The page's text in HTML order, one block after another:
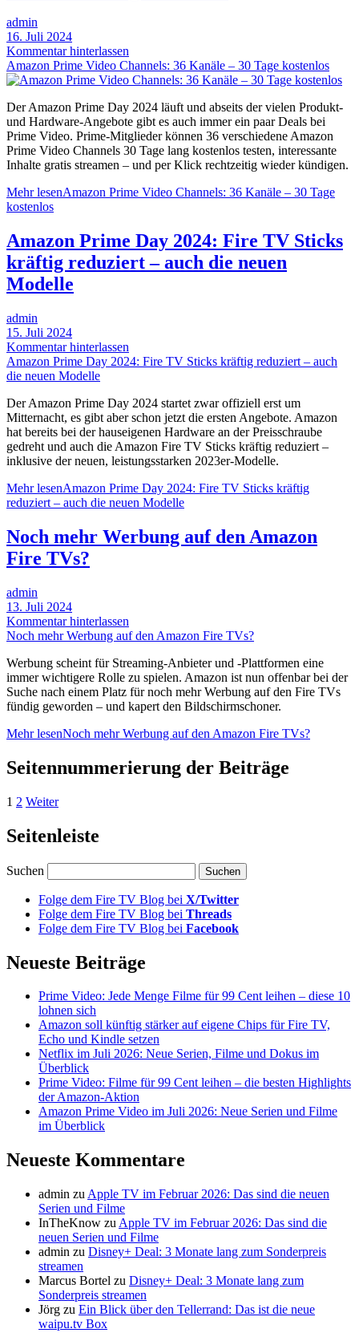
admin
16. Juli 2024
Kommentar hinterlassen
Amazon Prime Video Channels: 36 Kanäle – 30 Tage kostenlos
Der Amazon Prime Day 2024 läuft und abseits der vielen Produkt-
und Hardware-Angebote gibt es auch immer ein paar Deals bei
Prime Video. Prime-Mitglieder können 36 verschiedene Amazon
Prime Video Channels 30 Tage lang kostenlos testen, interessante
Inhalte gratis streamen – und per Klick rechtzeitig wieder kündigen.
Mehr lesenAmazon Prime Video Channels: 36 Kanäle – 30 Tage
kostenlos
Amazon Prime Day 2024: Fire TV Sticks
kräftig reduziert – auch die neuen
Modelle
admin
15. Juli 2024
Kommentar hinterlassen
Amazon Prime Day 2024: Fire TV Sticks kräftig reduziert – auch
die neuen Modelle
Der Amazon Prime Day 2024 startet zwar offiziell erst um
Mitternacht, es gibt aber schon jetzt die ersten Angebote. Amazon
hat bereits bei der hauseigenen Hardware an der Preisschraube
gedreht und auch die Amazon Fire TV Sticks kräftig reduziert –
inklusive der neuen, leistungsstarken 2023er-Modelle.
Mehr lesenAmazon Prime Day 2024: Fire TV Sticks kräftig
reduziert – auch die neuen Modelle
Noch mehr Werbung auf den Amazon
Fire TVs?
admin
13. Juli 2024
Kommentar hinterlassen
Noch mehr Werbung auf den Amazon Fire TVs?
Werbung scheint für Streaming-Anbieter und -Plattformen eine
immer wichtigere Rolle zu spielen. Amazon ist nun offenbar bei der
Suche nach einem Platz für noch mehr Werbung auf den Fire TVs
fündig geworden – und kapert den Bildschirmschoner.
Mehr lesenNoch mehr Werbung auf den Amazon Fire TVs?
Seitennummerierung der Beiträge
1 2 Weiter
Seitenleiste
Suchen
Folge dem Fire TV Blog bei X/Twitter
Folge dem Fire TV Blog bei Threads
Folge dem Fire TV Blog bei Facebook
Neueste Beiträge
Prime Video: Jede Menge Filme für 99 Cent leihen – diese 10
lohnen sich
Amazon soll künftig stärker auf eigene Chips für Fire TV,
Echo und Kindle setzen
Netflix im Juli 2026: Neue Serien, Filme und Dokus im
Überblick
Prime Video: Filme für 99 Cent leihen – die besten Highlights
der Amazon-Aktion
Amazon Prime Video im Juli 2026: Neue Serien und Filme
im Überblick
Neueste Kommentare
admin zu Apple TV im Februar 2026: Das sind die neuen
Serien und Filme
InTheKnow zu Apple TV im Februar 2026: Das sind die
neuen Serien und Filme
admin zu Disney+ Deal: 3 Monate lang zum Sonderpreis
streamen
Marcus Bortel zu Disney+ Deal: 3 Monate lang zum
Sonderpreis streamen
Jörg zu Ein Blick über den Tellerrand: Das ist die neue
waipu.tv Box